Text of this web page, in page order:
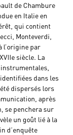
de Chambure
en Italie en
qui contient
Monteverdi,
l’origine par
siècle. La
dans les
dispersés lors
après
se penchera sur
un goût lié à la
d’enquête